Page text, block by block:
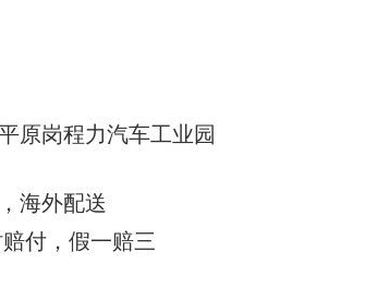
原岗程力汽车工业园
海外配送
付，假一赔三